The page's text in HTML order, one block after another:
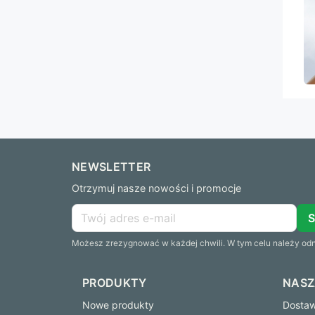
NEWSLETTER
Otrzymuj nasze nowości i promocje
Możesz zrezygnować w każdej chwili. W tym celu należy
PRODUKTY
Nowe produkty